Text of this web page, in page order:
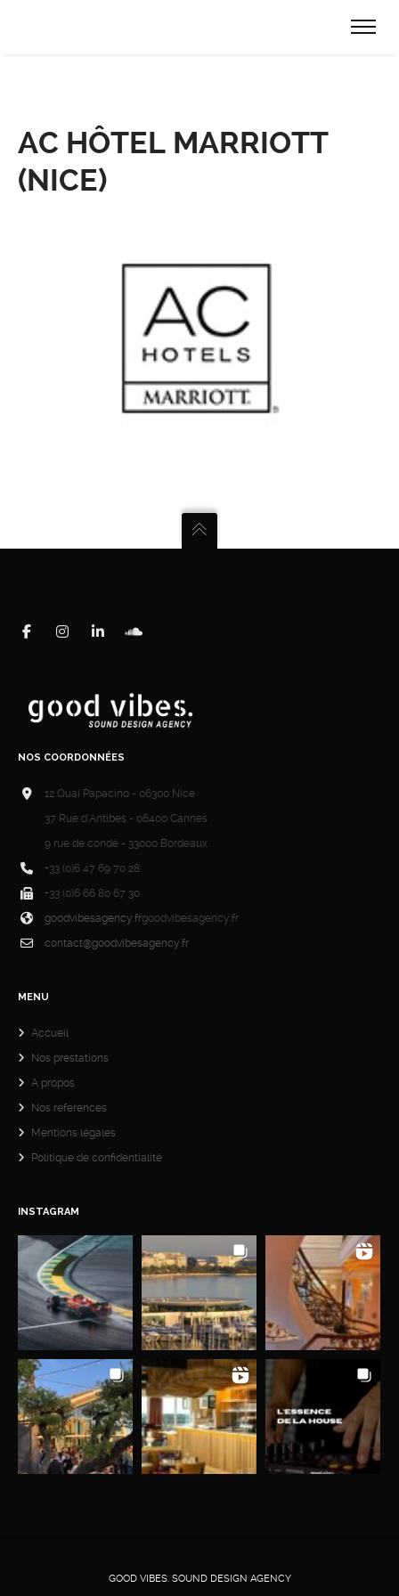
AC HÔTEL MARRIOTT
(NICE)
NOS COORDONNÉES
12 Quai Papacino - 06300 Nice
37 Rue d'Antibes - 06400 Cannes
9 rue de condé - 33000 Bordeaux
+33 (0)6 47 69 70 28
+33 (0)6 66 80 67 30
goodvibesagency.frgoodvibesagency.fr
contact@goodvibesagency.fr
MENU
Accueil
Nos prestations
A propos
Nos references
Mentions légales
Politique de confidentialité
INSTAGRAM
GOOD VIBES. SOUND DESIGN AGENCY